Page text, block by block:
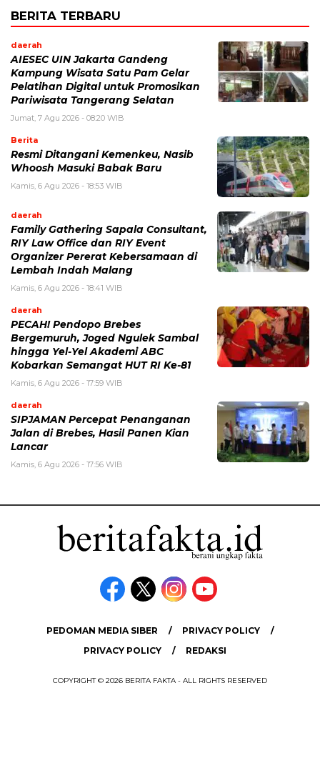
BERITA TERBARU
daerah
AIESEC UIN Jakarta Gandeng
Kampung Wisata Satu Pam Gelar
Pelatihan Digital untuk Promosikan
Pariwisata Tangerang Selatan
Jumat, 7 Agu 2026 - 08:20 WIB
Berita
Resmi Ditangani Kemenkeu, Nasib
Whoosh Masuki Babak Baru
Kamis, 6 Agu 2026 - 18:53 WIB
daerah
Family Gathering Sapala Consultant,
RIY Law Office dan RIY Event
Organizer Pererat Kebersamaan di
Lembah Indah Malang
Kamis, 6 Agu 2026 - 18:41 WIB
daerah
PECAH! Pendopo Brebes
Bergemuruh, Joged Ngulek Sambal
hingga Yel-Yel Akademi ABC
Kobarkan Semangat HUT RI Ke-81
Kamis, 6 Agu 2026 - 17:59 WIB
daerah
SIPJAMAN Percepat Penanganan
Jalan di Brebes, Hasil Panen Kian
Lancar
Kamis, 6 Agu 2026 - 17:56 WIB
PEDOMAN MEDIA SIBER
PRIVACY POLICY
PRIVACY POLICY
REDAKSI
COPYRIGHT © 2026 BERITA FAKTA - ALL RIGHTS RESERVED